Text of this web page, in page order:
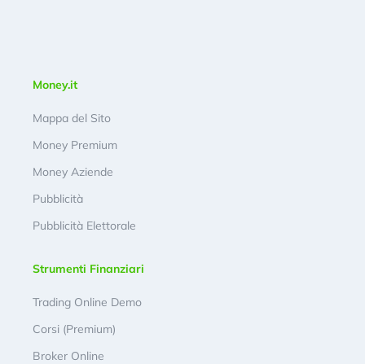
Money.it
Mappa del Sito
Money Premium
Money Aziende
Pubblicità
Pubblicità Elettorale
Strumenti Finanziari
Trading Online Demo
Corsi (Premium)
Broker Online